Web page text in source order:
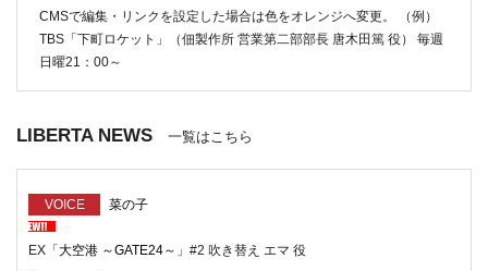
CMSで編集・リンクを設定した場合は色をオレンジへ変更。 （例）
TBS「下町ロケット」（佃製作所 営業第二部部長 唐木田篤 役） 毎週
日曜21：00～
LIBERTA NEWS 一覧はこちら
VOICE 菜の子
EX「 大空港 ～GATE24～ 」#2 吹き替え エマ 役